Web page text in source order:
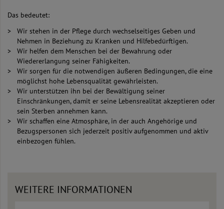
Das bedeutet:
Wir stehen in der Pflege durch wechselseitiges Geben und
Nehmen in Beziehung zu Kranken und Hilfebedürftigen.
Wir helfen dem Menschen bei der Bewahrung oder
Wiedererlangung seiner Fähigkeiten.
Wir sorgen für die notwendigen äußeren Bedingungen, die eine
möglichst hohe Lebensqualität gewährleisten.
Wir unterstützen ihn bei der Bewältigung seiner
Einschränkungen, damit er seine Lebensrealität akzeptieren oder
sein Sterben annehmen kann.
Wir schaffen eine Atmosphäre, in der auch Angehörige und
Bezugspersonen sich jederzeit positiv aufgenommen und aktiv
einbezogen fühlen.
WEITERE INFORMATIONEN